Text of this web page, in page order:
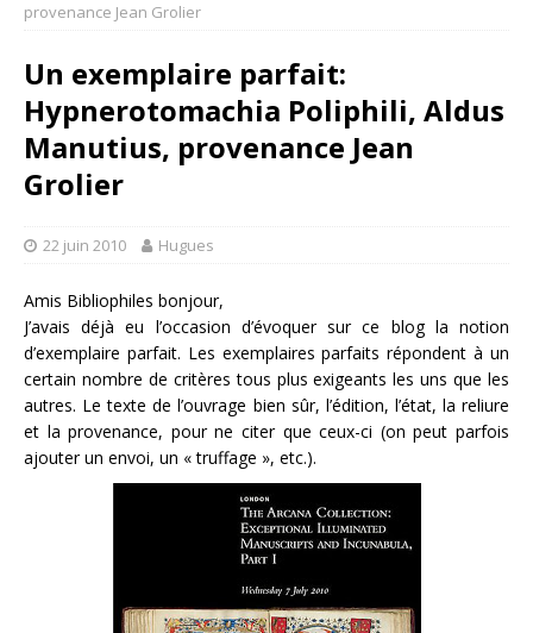
provenance Jean Grolier
Un exemplaire parfait:
Hypnerotomachia Poliphili, Aldus
Manutius, provenance Jean
Grolier
22 juin 2010 Hugues
Amis Bibliophiles bonjour,
J’avais déjà eu l’occasion d’évoquer sur ce blog la notion
d’exemplaire parfait. Les exemplaires parfaits répondent à un
certain nombre de critères tous plus exigeants les uns que les
autres. Le texte de l’ouvrage bien sûr, l’édition, l’état, la reliure
et la provenance, pour ne citer que ceux-ci (on peut parfois
ajouter un envoi, un « truffage », etc.).